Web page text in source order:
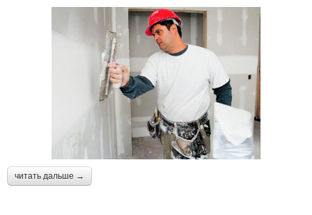
читать дальше →